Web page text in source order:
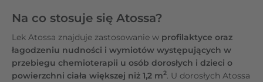
Na co stosuje się Atossa?
Lek Atossa znajduje zastosowanie w profilaktyce oraz
łagodzeniu nudności i wymiotów występujących w
przebiegu chemioterapii u osób dorosłych i dzieci o
powierzchni ciała większej niż 1,2 m2. U dorosłych Atossa